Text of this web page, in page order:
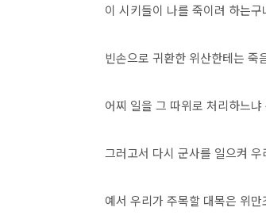
이 시키들이 나를 죽이려 하는
빈손으로 귀환한 위산한테는 죽
어찌 일을 그 따위로 처리하느
그러고서 다시 군사를 일으켜
예서 우리가 주목할 대목은 위